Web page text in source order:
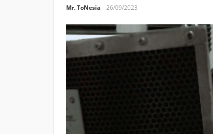
Mr. ToNesia 26/09/2023